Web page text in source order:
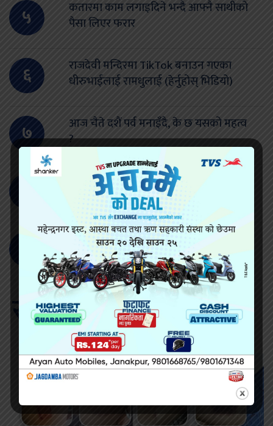
५
कतारमा काम लगाइदिने भन्दै आफ्नै साथीको
पैसा लिएर फरार
६
राजदेवी मन्दिरमा TikTok बनाउन गएका
धीरुभाईलाई रामधुलाई (हेर्नुहोस् भिडियो)
७
आज चैते दशैं पर्व मनाइँदै, के छ यसको महत्व
?
धनुषामा आफ्नै साथीको हत्या, २ जना साथी
यस कारण पक्राउ परे लक्ष्मी साह
सम्बन्धित खवर